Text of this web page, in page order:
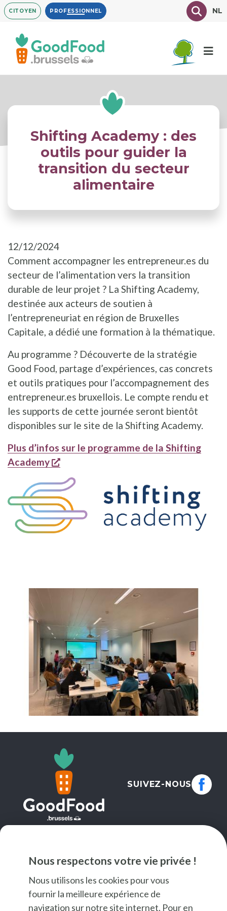
Nous respectons votre vie privée !
Nous utilisons les cookies pour vous
fournir la meilleure expérience de
navigation sur notre site internet. Pour en
Aller
au
contenu
principal
CITOYEN PROFESSIONNEL TexteNL
Shifting Academy : des
outils pour guider la
transition du secteur
alimentaire
12/12/2024
Comment accompagner les entrepreneur.es du
secteur de l’alimentation vers la transition
durable de leur projet ? La Shifting Academy,
destinée aux acteurs de soutien à
l’entrepreneuriat en région de Bruxelles
Capitale, a dédié une formation à la thématique.
Au programme ? Découverte de la stratégie
Good Food, partage d’expériences, cas concrets
et outils pratiques pour l’accompagnement des
entrepreneur.es bruxellois. Le compte rendu et
les supports de cette journée seront bientôt
disponibles sur le site de la Shifting Academy.
Plus d’infos sur le programme de la Shifting
Academy
s'ouvre dans une nouvelle fenêtre
SUIVEZ-NOUS